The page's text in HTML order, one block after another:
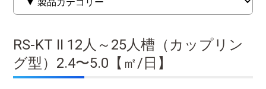
RS-KT II 12人～25人槽（カップリン
グ型）2.4〜5.0【㎡/日】